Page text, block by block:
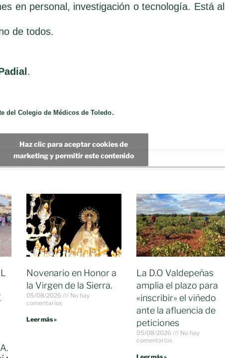
en personal, investigación o tecnología. Está al
de todos.
.
del Colegio de Médicos de Toledo.
Haz clic para aceptar cookies de
marketing y permitir este contenido
Novenario en Honor a
la Virgen de la Sierra.
05/08/2026
No hay
comentarios
Leer más »
La D.O Valdepeñas
amplia el plazo para
«inscribir» el viñedo
ante la afluencia de
peticiones
05/08/2026
No hay
comentarios